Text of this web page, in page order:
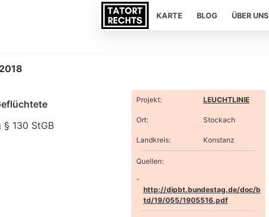
KARTE BLOG ÜBER UNS
130 StGB
Projekt: LEUCHTLINIE
Ort: Stockach
Landkreis: Konstanz
Quellen:
http://dipbt.bundestag.de/doc/b
td/19/055/1905516.pdf